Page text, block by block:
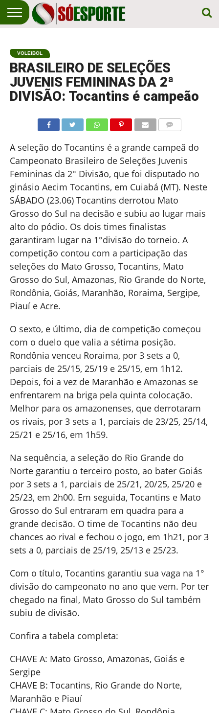
EM
PRIMEIRO
ESPORTE
VOLEIBOL
BRASILEIRO DE SELEÇÕES
JUVENIS FEMININAS DA 2ª
DIVISÃO: Tocantins é campeão
A seleção do Tocantins é a grande campeã do
Campeonato Brasileiro de Seleções Juvenis
Femininas da 2° Divisão, que foi disputado no
ginásio Aecim Tocantins, em Cuiabá (MT). Neste
SÁBADO (23.06) Tocantins derrotou Mato
Grosso do Sul na decisão e subiu ao lugar mais
alto do pódio. Os dois times finalistas
garantiram lugar na 1°divisão do torneio. A
competição contou com a participação das
seleções do Mato Grosso, Tocantins, Mato
Grosso do Sul, Amazonas, Rio Grande do Norte,
Rondônia, Goiás, Maranhão, Roraima, Sergipe,
Piauí e Acre.
O sexto, e último, dia de competição começou
com o duelo que valia a sétima posição.
Rondônia venceu Roraima, por 3 sets a 0,
parciais de 25/15, 25/19 e 25/15, em 1h12.
Depois, foi a vez de Maranhão e Amazonas se
enfrentarem na briga pela quinta colocação.
Melhor para os amazonenses, que derrotaram
os rivais, por 3 sets a 1, parciais de 23/25, 25/14,
25/21 e 25/16, em 1h59.
Na sequência, a seleção do Rio Grande do
Norte garantiu o terceiro posto, ao bater Goiás
por 3 sets a 1, parciais de 25/21, 20/25, 25/20 e
25/23, em 2h00. Em seguida, Tocantins e Mato
Grosso do Sul entraram em quadra para a
grande decisão. O time de Tocantins não deu
chances ao rival e fechou o jogo, em 1h21, por 3
sets a 0, parciais de 25/19, 25/13 e 25/23.
Com o título, Tocantins garantiu sua vaga na 1°
divisão do campeonato no ano que vem. Por ter
chegado na final, Mato Grosso do Sul também
subiu de divisão.
Confira a tabela completa:
CHAVE A: Mato Grosso, Amazonas, Goiás e
Sergipe
CHAVE B: Tocantins, Rio Grande do Norte,
Maranhão e Piauí